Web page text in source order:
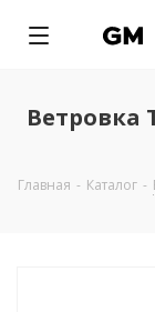
Ветровка
Главная - Каталог -